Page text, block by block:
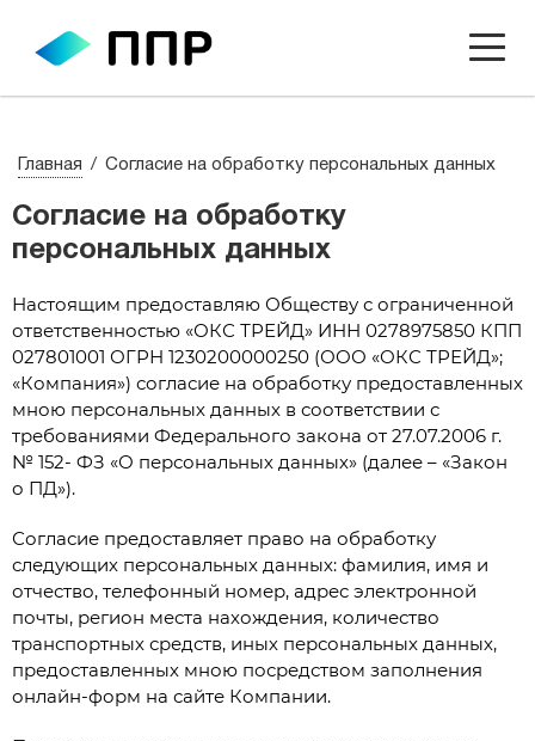
Главная Согласие на обработку персональных данных
Согласие на обработку
персональных данных
Настоящим предоставляю Обществу с ограниченной
ответственностью «ОКС ТРЕЙД» ИНН 0278975850 КПП
027801001 ОГРН 1230200000250 (ООО «ОКС ТРЕЙД»;
«Компания») согласие на обработку предоставленных
мною персональных данных в соответствии с
требованиями Федерального закона от 27.07.2006 г.
№ 152- ФЗ «О персональных данных» (далее – «Закон
о ПД»).
Согласие предоставляет право на обработку
следующих персональных данных: фамилия, имя и
отчество, телефонный номер, адрес электронной
почты, регион места нахождения, количество
транспортных средств, иных персональных данных,
предоставленных мною посредством заполнения
онлайн-форм на сайте Компании.